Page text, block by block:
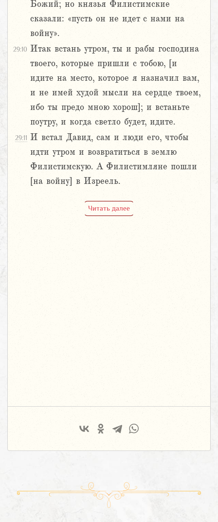
Божий; но князья Филистимские
сказали: «пусть он не идет с нами на
войну».
29:10 Итак встань утром, ты и рабы господина
твоего, которые пришли с тобою, [и
идите на место, которое я назначил вам,
и не имей худой мысли на сердце твоем,
ибо ты предо мною хорош]; и встаньте
поутру, и когда светло будет, идите.
29:11 И встал Давид, сам и люди его, чтобы
идти утром и возвратиться в землю
Филистимскую. А Филистимляне пошли
[на войну] в Изреель.
Читать далее